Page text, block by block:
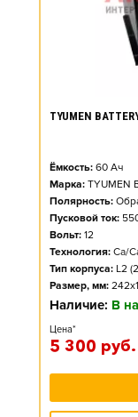
TYUMEN
Ёмкость: 60 Ач
Марка: TYUMEN
Полярность:
Пусковой ток:
Вольт: 12
Технология: Ca/
Тип корпуса: L2
Размер, мм:
Наличие: В
Цена*
5 300 руб.